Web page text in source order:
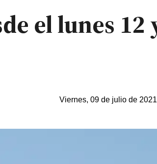
el lunes 12
Viernes, 09 de julio de